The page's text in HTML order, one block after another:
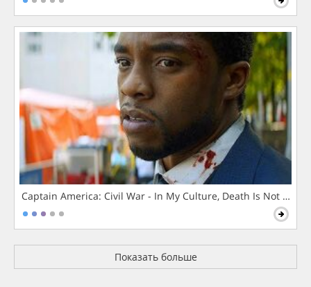
Captain America: Civil War - In My Culture, Death Is Not The
Показать больше